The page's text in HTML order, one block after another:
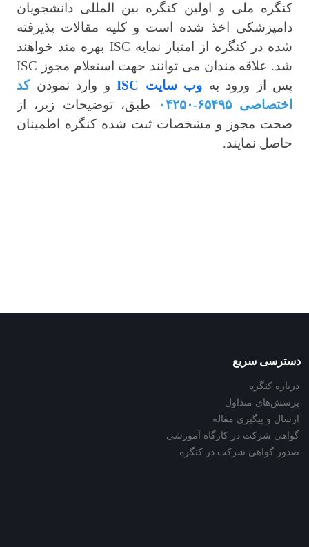
کنگره ملی و اولین کنگره بین المللی دانشجویان
دامپزشکی اخذ شده است و کلیه مقالات پذیرفته
شده در کنگره از امتیاز نمایه ISC بهره مند خواهند
شد. علاقه مندان می توانند جهت استعلام مجوز ISC
پس از ورود به وب سایت ISC و وارد نمودنکد
اختصاصی۶۵۴۹۵-۰۴۲۵۰
طبق، توضیحات زیر، از
صحت مجوز و مشخصات ثبت شده کنگره اطمینان
حاصل نمایند.
دسترسی سریع
درباره کنگره
پرسش‌های متداول
ارسال و پیگیری مقاله
گواهی شرکت در کارگاه آموزشی
صدور گواهی شرکت در کنگره